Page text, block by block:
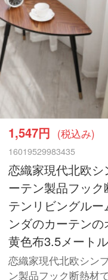
1,547円 (税込み)
16019529983435
恋織家現代北欧
ーテン製品フッ
テンリビングル
ンダのカーテン
黄色布3.5メート
恋織家現代北欧シン
ン製品フック断熱材